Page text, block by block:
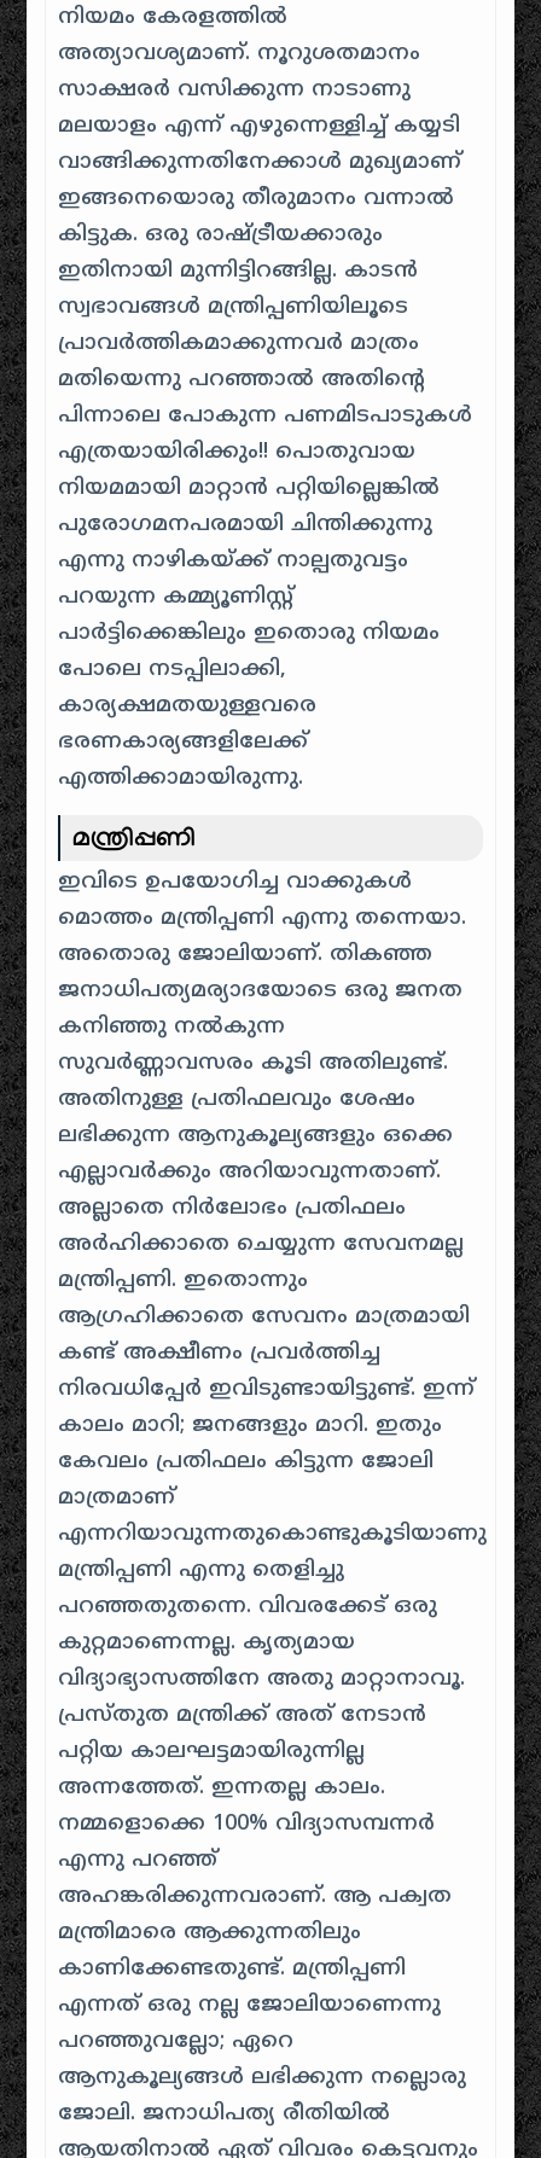
നിയമം കേരളത്തിൽ
അത്യാവശ്യമാണ്. നൂറുശതമാനം
സാക്ഷരർ വസിക്കുന്ന നാടാണു
മലയാളം എന്ന് എഴുന്നെള്ളിച്ച് കയ്യടി
വാങ്ങിക്കുന്നതിനേക്കാൾ മുഖ്യമാണ്
ഇങ്ങനെയൊരു തീരുമാനം വന്നാൽ
കിട്ടുക. ഒരു രാഷ്ട്രീയക്കാരും
ഇതിനായി മുന്നിട്ടിറങ്ങില്ല. കാടൻ
സ്വഭാവങ്ങൾ മന്ത്രിപ്പണിയിലൂടെ
പ്രാവർത്തികമാക്കുന്നവർ മാത്രം
മതിയെന്നു പറഞ്ഞാൽ അതിന്റെ
പിന്നാലെ പോകുന്ന പണമിടപാടുകൾ
എത്രയായിരിക്കും!! പൊതുവായ
നിയമമായി മാറ്റാൻ പറ്റിയില്ലെങ്കിൽ
പുരോഗമനപരമായി ചിന്തിക്കുന്നു
എന്നു നാഴികയ്ക്ക് നാല്പതുവട്ടം
പറയുന്ന കമ്മ്യൂണിസ്റ്റ്
പാർട്ടിക്കെങ്കിലും ഇതൊരു നിയമം
പോലെ നടപ്പിലാക്കി,
കാര്യക്ഷമതയുള്ളവരെ
ഭരണകാര്യങ്ങളിലേക്ക്
എത്തിക്കാമായിരുന്നു.
മന്ത്രിപ്പണി
ഇവിടെ ഉപയോഗിച്ച വാക്കുകൾ
മൊത്തം മന്ത്രിപ്പണി എന്നു തന്നെയാ.
അതൊരു ജോലിയാണ്. തികഞ്ഞ
ജനാധിപത്യമര്യാദയോടെ ഒരു ജനത
കനിഞ്ഞു നൽകുന്ന
സുവർണ്ണാവസരം കൂടി അതിലുണ്ട്.
അതിനുള്ള പ്രതിഫലവും ശേഷം
ലഭിക്കുന്ന ആനുകൂല്യങ്ങളും ഒക്കെ
എല്ലാവർക്കും അറിയാവുന്നതാണ്.
അല്ലാതെ നിർലോഭം പ്രതിഫലം
അർഹിക്കാതെ ചെയ്യുന്ന സേവനമല്ല
മന്ത്രിപ്പണി. ഇതൊന്നും
ആഗ്രഹിക്കാതെ സേവനം മാത്രമായി
കണ്ട് അക്ഷീണം പ്രവർത്തിച്ച
നിരവധിപ്പേർ ഇവിടുണ്ടായിട്ടുണ്ട്. ഇന്ന്
കാലം മാറി; ജനങ്ങളും മാറി. ഇതും
കേവലം പ്രതിഫലം കിട്ടുന്ന ജോലി
മാത്രമാണ്
എന്നറിയാവുന്നതുകൊണ്ടുകൂടിയാണു
മന്ത്രിപ്പണി എന്നു തെളിച്ചു
പറഞ്ഞതുതന്നെ. വിവരക്കേട് ഒരു
കുറ്റമാണെന്നല്ല. കൃത്യമായ
വിദ്യാഭ്യാസത്തിനേ അതു മാറ്റാനാവൂ.
പ്രസ്തുത മന്ത്രിക്ക് അത് നേടാൻ
പറ്റിയ കാലഘട്ടമായിരുന്നില്ല
അന്നത്തേത്. ഇന്നതല്ല കാലം.
നമ്മളൊക്കെ 100% വിദ്യാസമ്പന്നർ
എന്നു പറഞ്ഞ്
അഹങ്കരിക്കുന്നവരാണ്. ആ പക്വത
മന്ത്രിമാരെ ആക്കുന്നതിലും
കാണിക്കേണ്ടതുണ്ട്. മന്ത്രിപ്പണി
എന്നത് ഒരു നല്ല ജോലിയാണെന്നു
പറഞ്ഞുവല്ലോ; ഏറെ
ആനുകൂല്യങ്ങൾ ലഭിക്കുന്ന നല്ലൊരു
ജോലി. ജനാധിപത്യ രീതിയിൽ
ആയതിനാൽ ഏത് വിവരം കെട്ടവനും